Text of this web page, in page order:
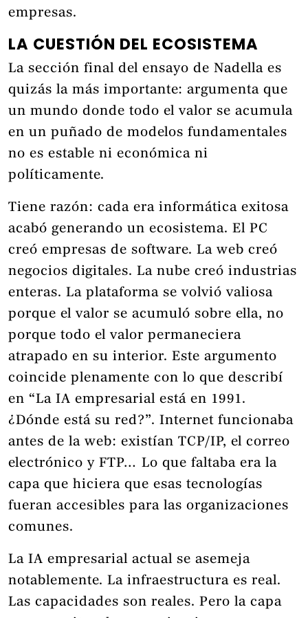
empresas.
LA CUESTIÓN DEL ECOSISTEMA
La sección final del ensayo de Nadella es
quizás la más importante: argumenta que
un mundo donde todo el valor se acumula
en un puñado de modelos fundamentales
no es estable ni económica ni
políticamente.
Tiene razón: cada era informática exitosa
acabó generando un ecosistema. El PC
creó empresas de software. La web creó
negocios digitales. La nube creó industrias
enteras. La plataforma se volvió valiosa
porque el valor se acumuló sobre ella, no
porque todo el valor permaneciera
atrapado en su interior. Este argumento
coincide plenamente con lo que describí
en “La IA empresarial está en 1991.
¿Dónde está su red?”. Internet funcionaba
antes de la web: existían TCP/IP, el correo
electrónico y FTP… Lo que faltaba era la
capa que hiciera que esas tecnologías
fueran accesibles para las organizaciones
comunes.
La IA empresarial actual se asemeja
notablemente. La infraestructura es real.
Las capacidades son reales. Pero la capa